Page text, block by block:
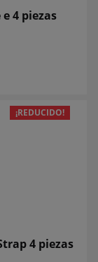
4 piezas
¡REDUCIDO!
4 piezas